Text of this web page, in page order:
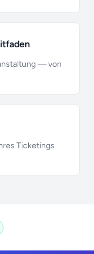
— von
Ticketings